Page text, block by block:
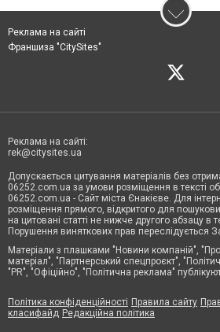
Реклама на сайті
Франшиза "CitySites"
Реклама на сайті:
rek@citysites.ua
Допускається цитування матеріалів без
06252.com.ua за умови розміщення в тексті
06252.com.ua - Сайт міста Єнакієве. Для
розміщення прямого, відкритого для
на цитовані статті не нижче другого абзацу в
Порушення виняткових прав переслідується
Матеріали з плашками "Новини компаній",
матеріал", "Партнерський спецпроєкт",
"PR", "Офіційно", "Політична реклама"
Політика конфіденційності Правила сайту
класифайд Редакційна політика